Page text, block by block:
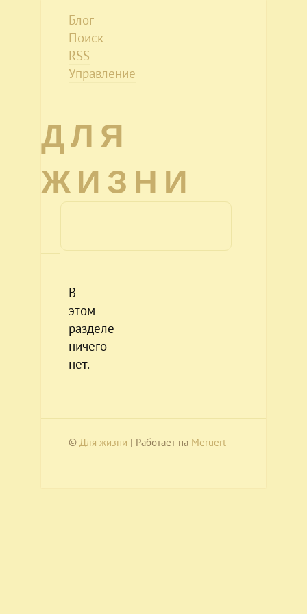
Блог
Поиск
RSS
Управление
ДЛЯ
ЖИЗНИ
В
этом
разделе
ничего
нет.
© Для жизни | Работает на Meruert